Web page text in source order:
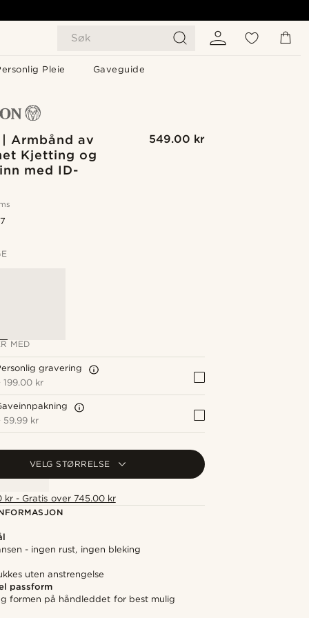
Søk
Pleie Gaveguide
Armbånd av
Kjetting og
med ID-
549.00 kr
MED
gravering
199.00 kr
59.99 kr
VELG STØRRELSE
kr - Gratis over 745.00 kr
- ingen rust, ingen bleking
uten anstrengelse
passform
formen på håndleddet for best mulig